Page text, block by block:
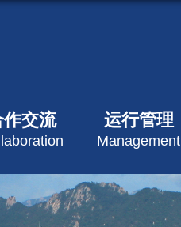
作交流 运行管理
Management